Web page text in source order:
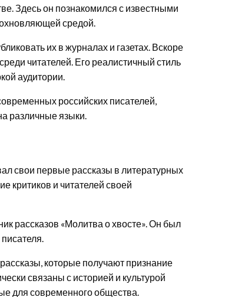
Здесь он познакомился с известными
средой.
их в журналах и газетах. Вскоре
читателей. Его реалистичный стиль
аудитории.
российских писателей,
различные языки.
свои первые рассказы в литературных
критиков и читателей своей
рассказов «Молитва о хвосте». Он был
которые получают признание
связаны с историей и культурой
для современного общества.